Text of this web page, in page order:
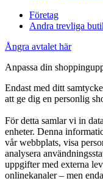
Företag
Andra trevliga
Ångra avtalet här
Anpassa din
Endast med ditt
att ge dig en personlig
För detta samlar vi in
enheter. Denna
vår webbplats, visa
analysera
uppgifter med externa
onlinekanaler – men